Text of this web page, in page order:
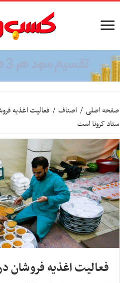
صفحه اصلی / اصناف / فعالیت اغذیه
ستاد کرونا است
فعالیت اغذیه فروشان